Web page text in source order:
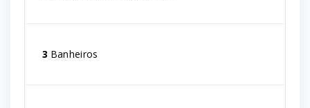
3 Banheiros